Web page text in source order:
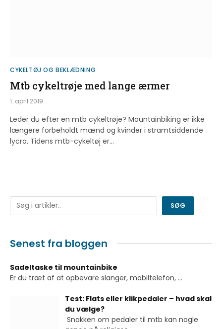
CYKELTØJ OG BEKLÆDNING
Mtb cykeltrøje med lange ærmer
1. april 2019
Leder du efter en mtb cykeltrøje? Mountainbiking er ikke
længere forbeholdt mænd og kvinder i stramtsiddende
lycra. Tidens mtb-cykeltøj er…
Søg SØG
Senest fra bloggen
Sadeltaske til mountainbike
Er du træt af at opbevare slanger, mobiltelefon, ...
Test: Flats eller klikpedaler – hvad skal
du vælge?
Snakken om pedaler til mtb kan nogle